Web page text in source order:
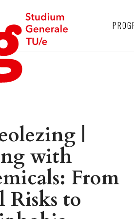
|
with
From
Risks to